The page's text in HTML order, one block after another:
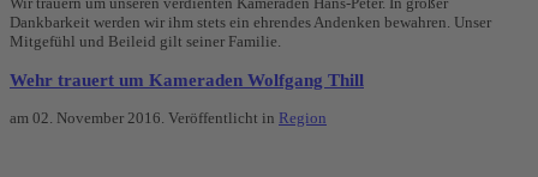
Dankbarkeit werden wir ihm stets ein ehrendes Andenken bewahren. Unser
Mitgefühl und Beileid gilt seiner Familie.
Wehr trauert um Kameraden Wolfgang Thill
am 02. November 2016. Veröffentlicht in Region